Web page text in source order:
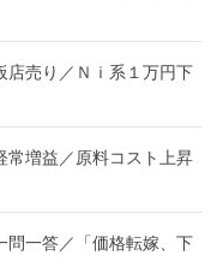
店売り／Ｎｉ系１万円下
常増益／原料コスト上昇
問一答／「価格転嫁、下